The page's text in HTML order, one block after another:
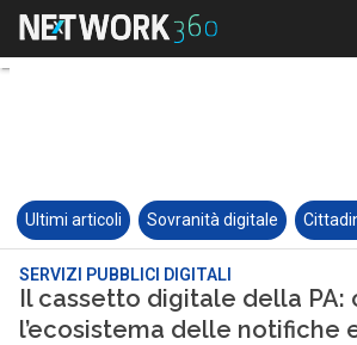
Ultimi articoli Sovranità digitale
SERVIZI PUBBLICI DIGITALI
Il cassetto digitale della PA:
l’ecosistema delle notifiche